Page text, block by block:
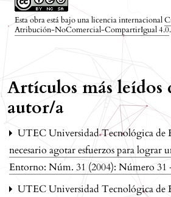
Esta obra está bajo una licencia internacional
Atribución-NoComercial-CompartirIgual 4.0.
Artículos más leídos
autor/a
UTEC Universidad Tecnológica de
necesario agotar esfuerzos para lograr
Entorno: Núm. 31 (2004): Número 31
UTEC Universidad Tecnológica de